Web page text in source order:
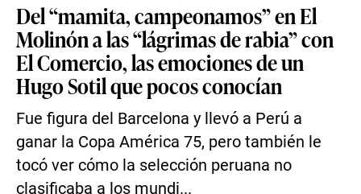
Del “mamita, campeonamos” en El
Molinón a las “lágrimas de rabia” con
El Comercio, las emociones de un
Hugo Sotil que pocos conocían
Fue figura del Barcelona y llevó a Perú a
ganar la Copa América 75, pero también le
tocó ver cómo la selección peruana no
clasificaba a los mundi...